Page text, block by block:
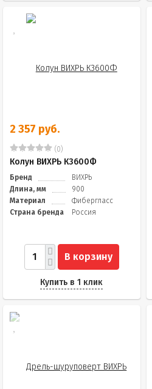
2 357 руб.
(0)
Колун ВИХРЬ К3600Ф
Бренд
ВИХРЬ
Длина, мм
900
Материал
Фибергласс
Страна бренда
Россия
В корзину
Купить в 1 клик